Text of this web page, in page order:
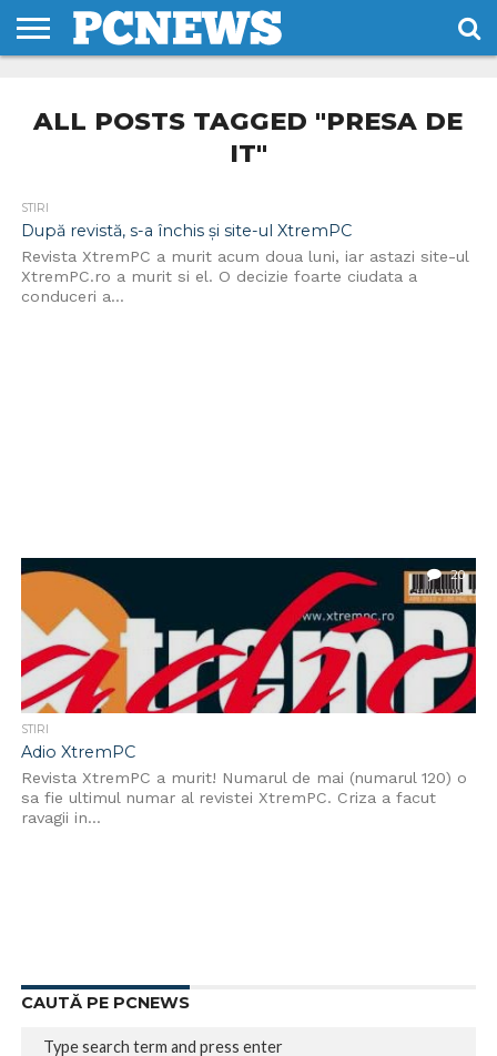
NOI
SI
CONDITII
ALL POSTS TAGGED "PRESA DE
IT"
STIRI
După revistă, s-a închis și site-ul XtremPC
Revista XtremPC a murit acum doua luni, iar astazi site-ul
XtremPC.ro a murit si el. O decizie foarte ciudata a
conduceri a...
20
STIRI
Adio XtremPC
Revista XtremPC a murit! Numarul de mai (numarul 120) o
sa fie ultimul numar al revistei XtremPC. Criza a facut
ravagii in...
CAUTĂ PE PCNEWS